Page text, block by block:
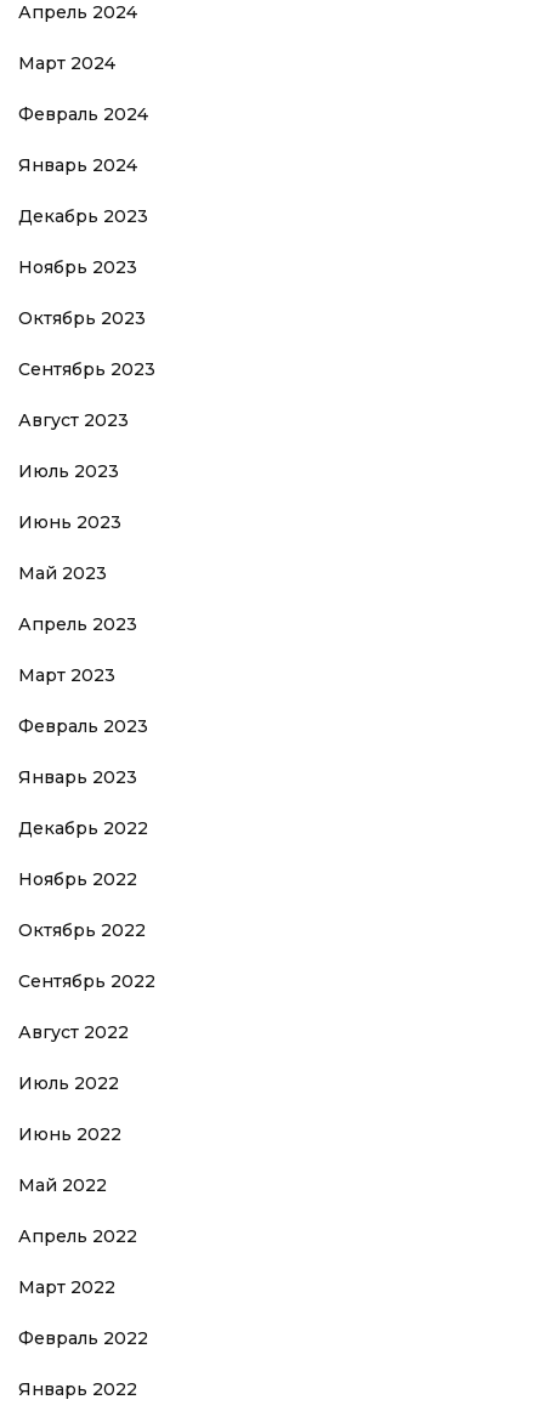
Апрель 2024
Март 2024
Февраль 2024
Январь 2024
Декабрь 2023
Ноябрь 2023
Октябрь 2023
Сентябрь 2023
Август 2023
Июль 2023
Июнь 2023
Май 2023
Апрель 2023
Март 2023
Февраль 2023
Январь 2023
Декабрь 2022
Ноябрь 2022
Октябрь 2022
Сентябрь 2022
Август 2022
Июль 2022
Июнь 2022
Май 2022
Апрель 2022
Март 2022
Февраль 2022
Январь 2022